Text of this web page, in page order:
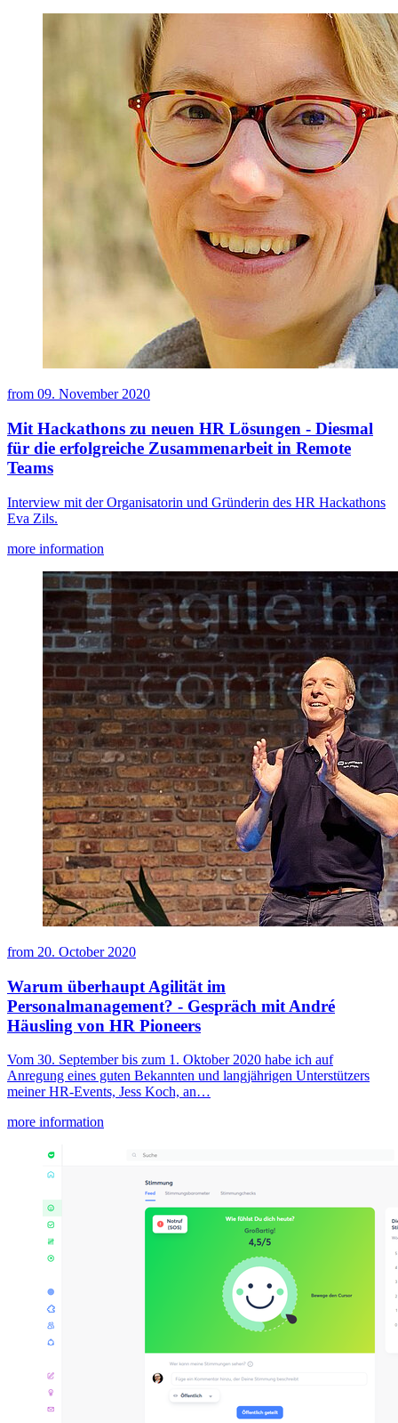
from 09. November 2020
Mit Hackathons zu neuen HR Lösungen - Diesmal
für die erfolgreiche Zusammenarbeit in Remote
Teams
Interview mit der Organisatorin und Gründerin des HR Hackathons
Eva Zils.
more information
from 20. October 2020
Warum überhaupt Agilität im
Personalmanagement? - Gespräch mit André
Häusling von HR Pioneers
Vom 30. September bis zum 1. Oktober 2020 habe ich auf
Anregung eines guten Bekannten und langjährigen Unterstützers
meiner HR-Events, Jess Koch, an…
more information